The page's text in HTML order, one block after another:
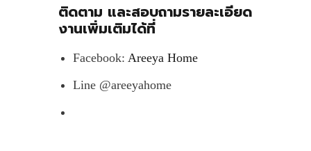
ติดตาม และสอบถามรายละเอียด
งานเพิ่มเติมได้ที่
Facebook: Areeya Home
Line @areeyahome